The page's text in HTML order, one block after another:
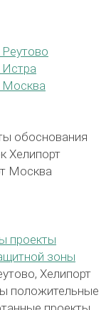
Истра
Москва
обоснования
Хелипорт
Москва
проекты
зоны
Хелипорт
положительные